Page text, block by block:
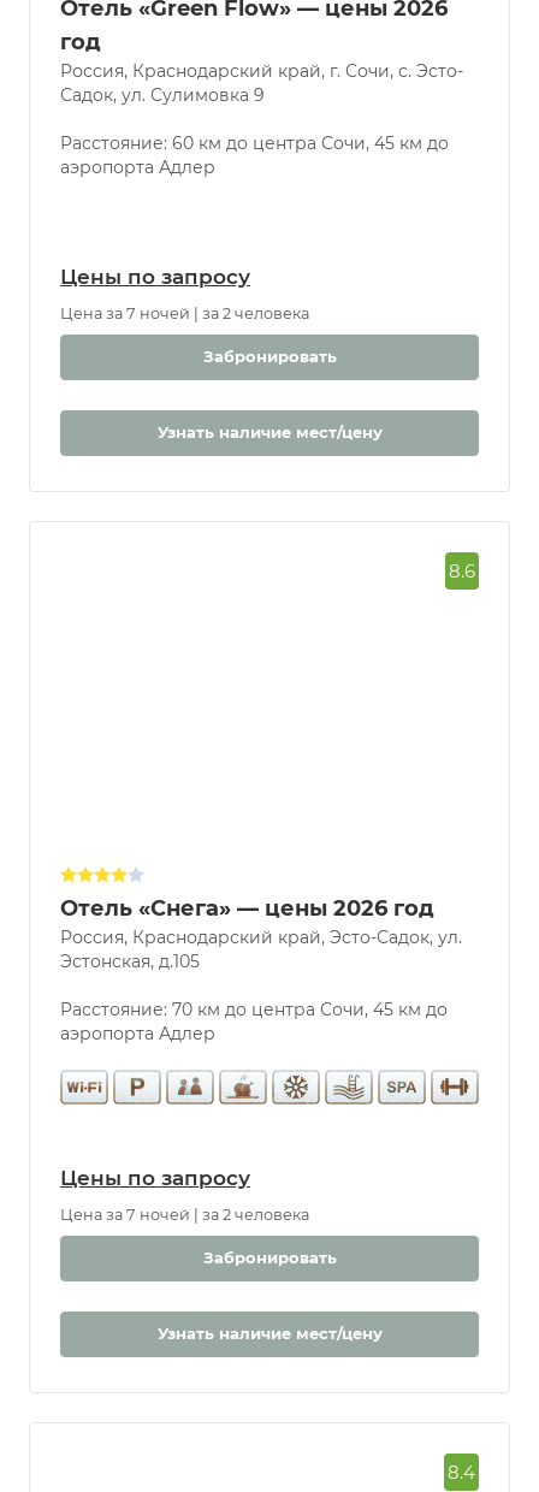
Отель «Green Flow» — цены 2026
год
Россия, Краснодарский край, г. Сочи, с. Эсто-
Расстояние: 60 км до центра Сочи, 45 км до
Цены по запросу
Цена за 7 ночей | за 2 человека
Забронировать
Узнать наличие мест/цену
8.6
Отель «Снега» — цены 2026 год
Россия, Краснодарский край, Эсто-Садок, ул.
Расстояние: 70 км до центра Сочи, 45 км до
Цена за 7 ночей | за 2 человека
Забронировать
Узнать наличие мест/цену